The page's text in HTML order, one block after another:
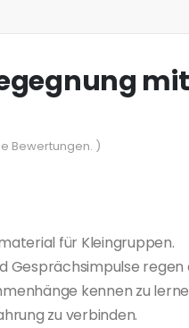
mit
Bewertungen. )
für Kleingruppen.
Gesprächsimpulse regen
kennen zu
zu verbinden.